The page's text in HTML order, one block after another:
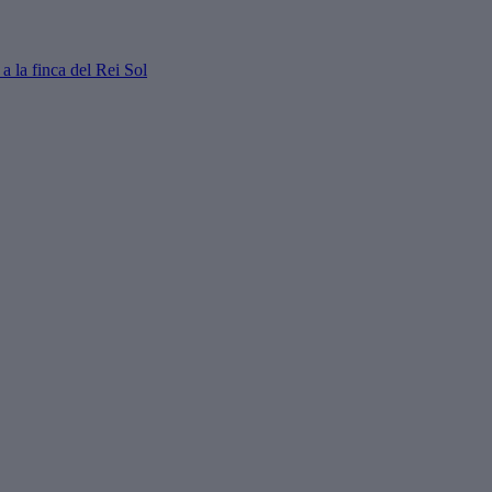
a la finca del Rei Sol